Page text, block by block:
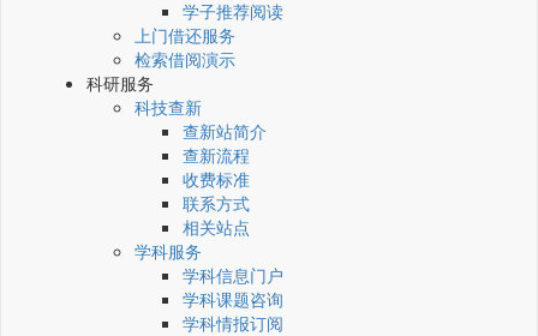
学子推荐阅读
上门借还服务
检索借阅演示
科研服务
科技查新
查新站简介
查新流程
收费标准
联系方式
相关站点
学科服务
学科信息门户
学科课题咨询
学科情报订阅